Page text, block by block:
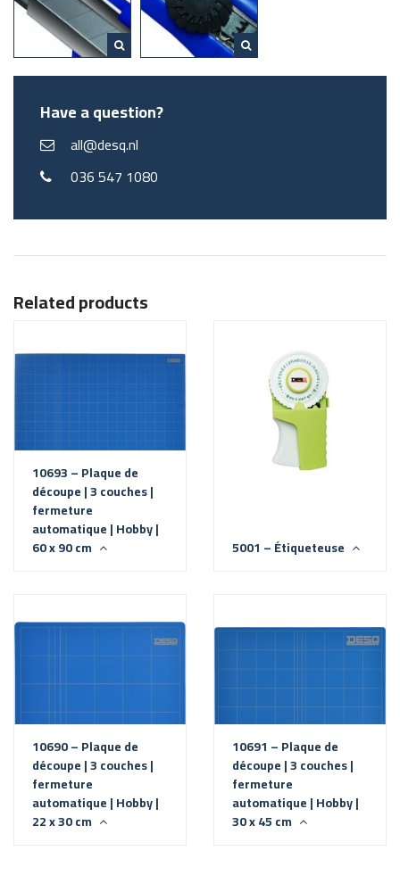
Have a question?
all@desq.nl
036 547 1080
Related products
10693 – Plaque de
découpe | 3 couches |
fermeture
automatique | Hobby |
60 x 90 cm
5001 – Étiqueteuse
10690 – Plaque de
découpe | 3 couches |
fermeture
automatique | Hobby |
22 x 30 cm
10691 – Plaque de
découpe | 3 couches |
fermeture
automatique | Hobby |
30 x 45 cm